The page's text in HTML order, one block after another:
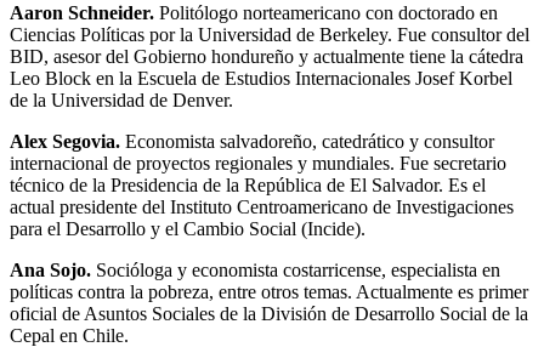
Aaron Schneider. Politólogo norteamericano con doctorado en
Ciencias Políticas por la Universidad de Berkeley. Fue consultor del
BID, asesor del Gobierno hondureño y actualmente tiene la cátedra
Leo Block en la Escuela de Estudios Internacionales Josef Korbel
de la Universidad de Denver.
Alex Segovia. Economista salvadoreño, catedrático y consultor
internacional de proyectos regionales y mundiales. Fue secretario
técnico de la Presidencia de la República de El Salvador. Es el
actual presidente del Instituto Centroamericano de Investigaciones
para el Desarrollo y el Cambio Social (Incide).
Ana Sojo. Socióloga y economista costarricense, especialista en
políticas contra la pobreza, entre otros temas. Actualmente es primer
oficial de Asuntos Sociales de la División de Desarrollo Social de la
Cepal en Chile.